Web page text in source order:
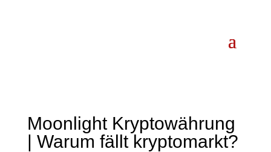
Moonlight Kryptowährung
| Warum fällt kryptomarkt?